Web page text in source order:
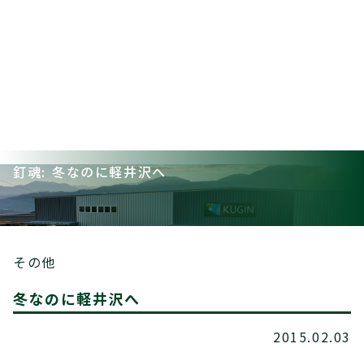
釘魂: 冬なのに軽井沢へ
その他
冬なのに軽井沢へ
2015.02.03